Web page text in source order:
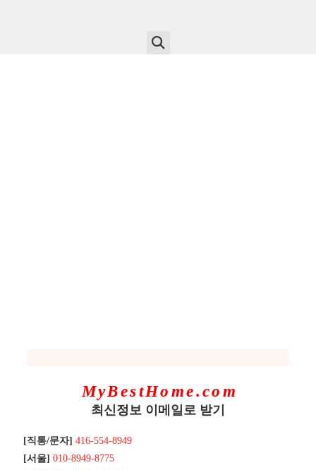
MyBestHome.com
최신정보 이메일로 받기
[직통/문자] 416-554-8949
[서울] 010-8949-8775